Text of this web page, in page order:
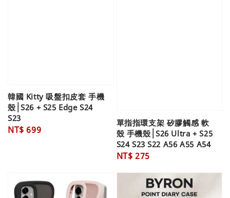
韓國 Kitty 吸盤扣皮套 手機
殼│S26 + S25 Edge S24
S23
Regular
NT$ 699
單指指環支架 矽膠觸感 軟
殼 手機殼│S26 Ultra + S25
S24 S23 S22 A56 A55 A54
Regular
NT$ 275